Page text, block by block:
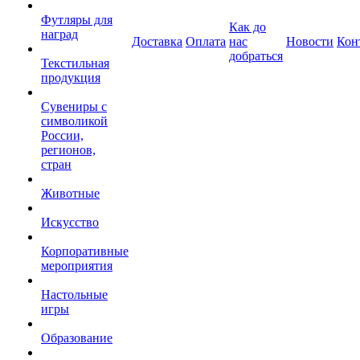
Футляры для
наград
Текстильная
продукция
Сувениры с
символикой
России,
регионов,
стран
Животные
Искусство
Корпоративные
мероприятия
Настольные
игры
Образование
Доставка Оплата
Как до
нас
добраться
Новости